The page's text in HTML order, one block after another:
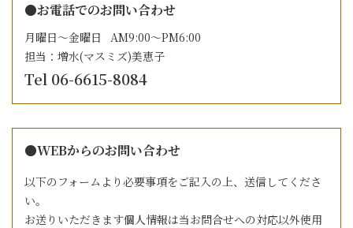
●お電話でのお問い合わせ
月曜日～金曜日 AM9:00～PM6:00
担当：増水(マスミズ)美恵子
Tel 06-6615-8084
●WEBからのお問い合わせ
以下のフォームより必要事項をご記入の上、送信してくださ
い。
お送りいただきます個人情報は当お問合せへの対応以外使用